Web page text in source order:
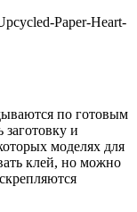
Paper-Heart-
по готовым
заготовку и
моделях для
клей, но можно